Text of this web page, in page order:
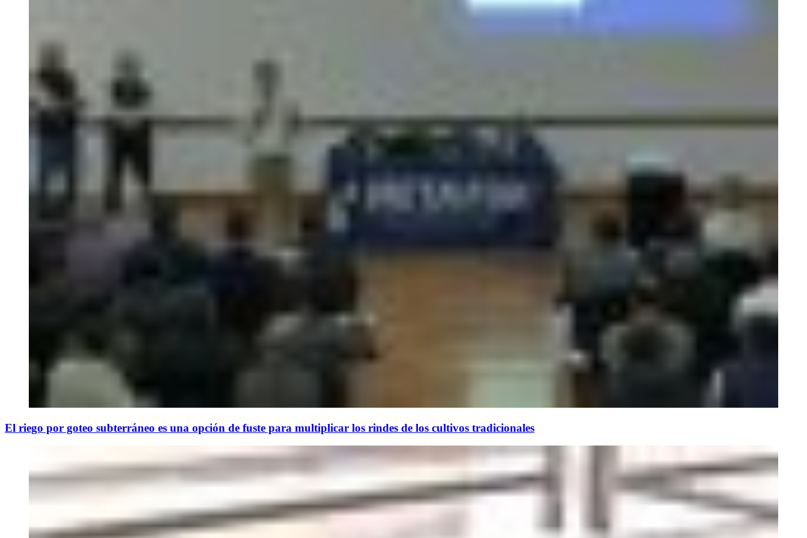
El riego por goteo subterráneo es una opción de fuste para multiplicar los rindes de los cultivos tradicionales